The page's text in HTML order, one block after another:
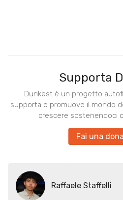
Supporta
Dunkest è un progetto
supporta e promuove il mondo
crescere sostenendoci
Fai una
Raffaele Staffelli